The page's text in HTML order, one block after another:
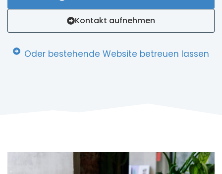
Kontakt aufnehmen
Oder bestehende Website betreuen lassen